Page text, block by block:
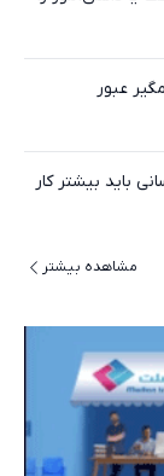
عبور
باید بیشتر کار
مشاهده بیشتر